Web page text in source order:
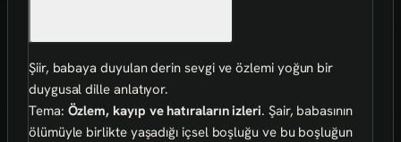
Şiir, babaya duyulan derin sevgi ve özlemi yoğun bir
duygusal dille anlatıyor.
Tema: Özlem, kayıp ve hatıraların izleri. Şair, babasının
ölümüyle birlikte yaşadığı içsel boşluğu ve bu boşluğun